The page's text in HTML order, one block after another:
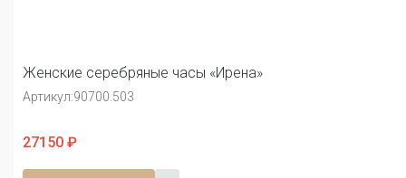
Женские серебряные часы «Ирена»
Артикул:90700.503
27150 ₽